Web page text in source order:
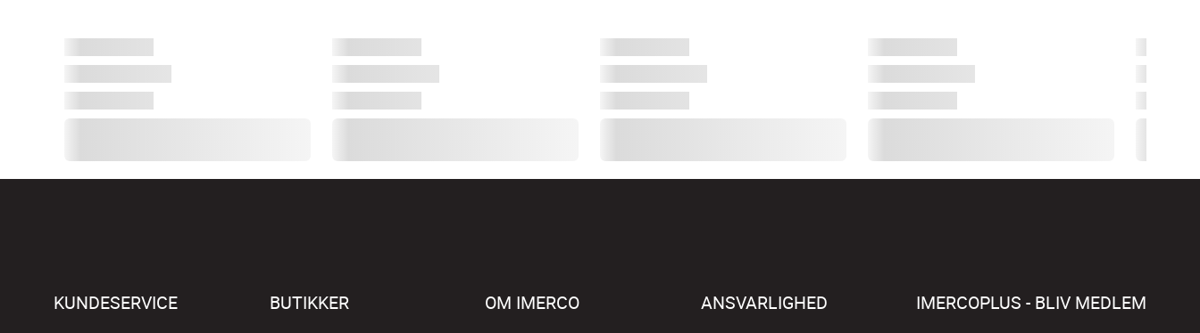
KUNDESERVICE BUTIKKER OM IMERCO ANSVARLIGHED IMERCOPLUS - BLIV MEDLEM